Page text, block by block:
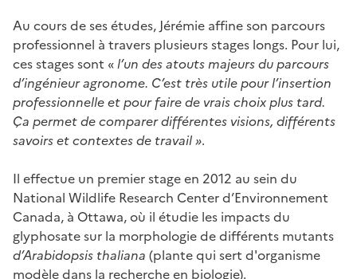
Au cours de ses études, Jérémie affine son parcours
professionnel à travers plusieurs stages longs. Pour lui,
ces stages sont «l’un des atouts majeurs du parcours
d’ingénieur agronome. C’est très utile pour l’insertion
professionnelle et pour faire de vrais choix plus tard.
Ça permet de comparer différentes visions, différents
savoirs et contextes de travail ».
Il effectue un premier stage en 2012 au sein du
National Wildlife Research Center d’Environnement
Canada, à Ottawa, où il étudie les impacts du
glyphosate sur la morphologie de différents mutants
d’Arabidopsis thaliana (plante qui sert d'organisme
modèle dans la recherche en biologie).